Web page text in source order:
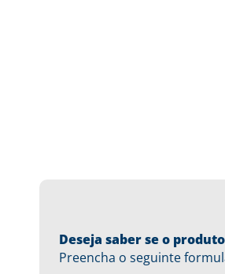
Deseja saber se o
Preencha o seguinte